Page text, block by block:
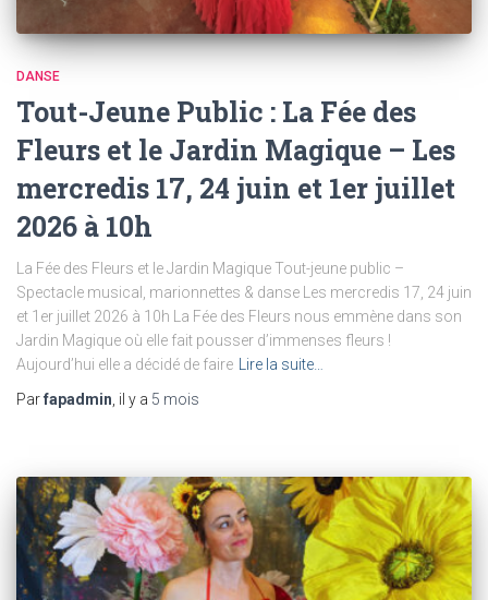
DANSE
Tout-Jeune Public : La Fée des
Fleurs et le Jardin Magique – Les
mercredis 17, 24 juin et 1er juillet
2026 à 10h
La Fée des Fleurs et le Jardin Magique Tout-jeune public –
Spectacle musical, marionnettes & danse Les mercredis 17, 24 juin
et 1er juillet 2026 à 10h La Fée des Fleurs nous emmène dans son
Jardin Magique où elle fait pousser d’immenses fleurs !
Aujourd’hui elle a décidé de faire Lire la suite…
Parfapadmin, il y a 5 mois